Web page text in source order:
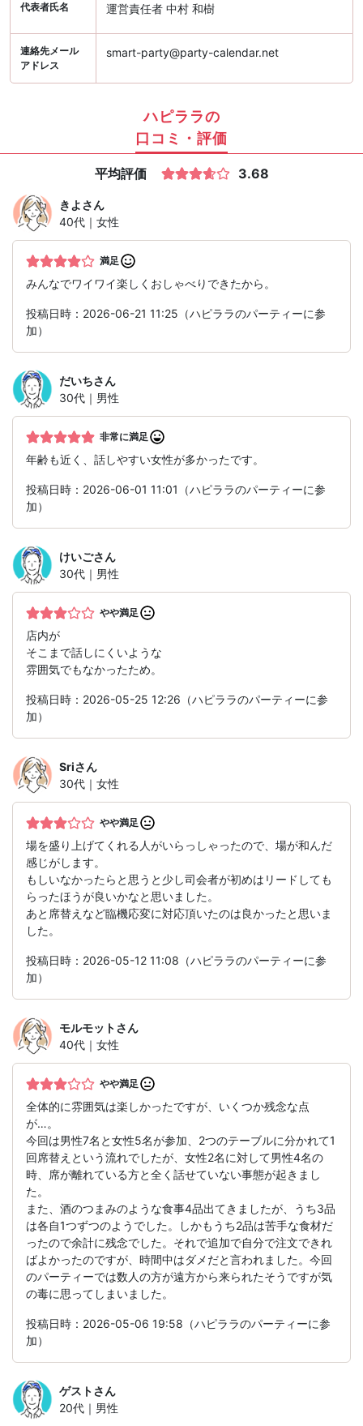
代表者氏名 運営責任者 中村 和樹
連絡先メール
アドレス
smart-party@party-calendar.net
ハピララの
口コミ・評価
平均評価 3.68
きよさん
40代｜女性
満足
みんなでワイワイ楽しくおしゃべりできたから。
投稿日時：2026-06-21 11:25（ハピララのパーティーに参
加）
だいちさん
30代｜男性
非常に満足
年齢も近く、話しやすい女性が多かったです。
投稿日時：2026-06-01 11:01（ハピララのパーティーに参
加）
けいごさん
30代｜男性
やや満足
店内が
そこまで話しにくいような
雰囲気でもなかったため。
投稿日時：2026-05-25 12:26（ハピララのパーティーに参
加）
Sriさん
30代｜女性
やや満足
場を盛り上げてくれる人がいらっしゃったので、場が和んだ
感じがします。
もしいなかったらと思うと少し司会者が初めはリードしても
らったほうが良いかなと思いました。
あと席替えなど臨機応変に対応頂いたのは良かったと思いま
した。
投稿日時：2026-05-12 11:08（ハピララのパーティーに参
加）
モルモットさん
40代｜女性
やや満足
全体的に雰囲気は楽しかったですが、いくつか残念な点
が…。
今回は男性7名と女性5名が参加、2つのテーブルに分かれて1
回席替えという流れでしたが、女性2名に対して男性4名の
時、席が離れている方と全く話せていない事態が起きまし
た。
また、酒のつまみのような食事4品出てきましたが、うち3品
は各自1つずつのようでした。しかもうち2品は苦手な食材だ
ったので余計に残念でした。それで追加で自分で注文できれ
ばよかったのですが、時間中はダメだと言われました。今回
のパーティーでは数人の方が遠方から来られたそうですが気
の毒に思ってしまいました。
投稿日時：2026-05-06 19:58（ハピララのパーティーに参
加）
ゲストさん
20代｜男性